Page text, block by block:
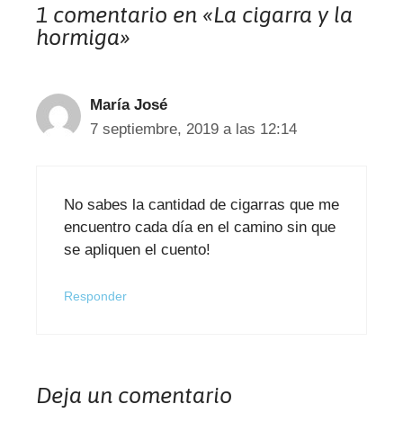
1 comentario en «La cigarra y la
hormiga»
María José
7 septiembre, 2019 a las 12:14
No sabes la cantidad de cigarras que me
encuentro cada día en el camino sin que
se apliquen el cuento!
Responder
Deja un comentario